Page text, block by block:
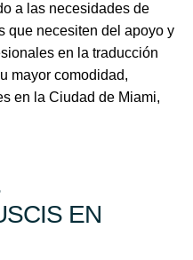
a las necesidades de
que necesiten del apoyo y
en la traducción
mayor comodidad,
en la Ciudad de Miami,
EN